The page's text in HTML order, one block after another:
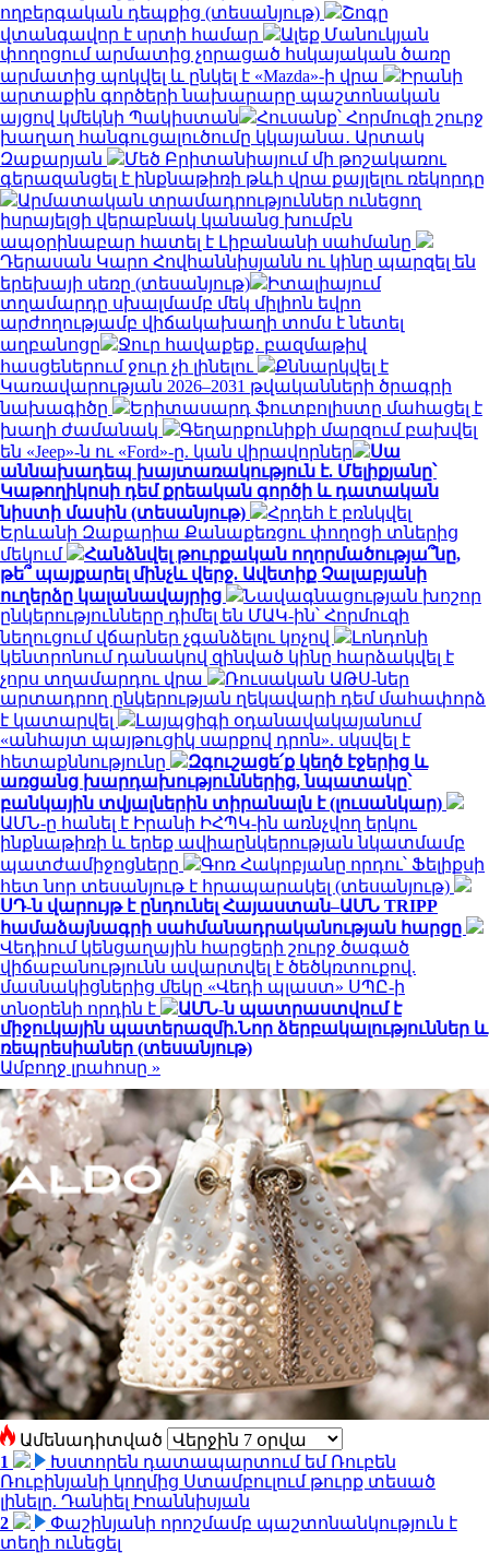
ողբերգական դեպքից (տեսանյութ)
Շոգը
վտանգավոր է սրտի համար
Ալեք Մանուկյան
փողոցում արմատից չորացած հսկայական ծառը
արմատից պոկվել և ընկել է «Mazda»-ի վրա
Իրանի
արտաքին գործերի նախարարը պաշտոնական
այցով կմեկնի Պակիստան
Հուսանք՝ Հորմուզի շուրջ
խաղաղ հանգուցալուծումը կկայանա․ Արտակ
Զաքարյան
Մեծ Բրիտանիայում մի թոշակառու
գերազանցել է ինքնաթիռի թևի վրա քայլելու ռեկորդը
Արմատական տրամադրություններ ունեցող
իսրայելցի վերաբնակ կանանց խումբն
ապօրինաբար հատել է Լիբանանի սահմանը
Դերասան Կարո Հովհաննիսյանն ու կինը պարզել են
երեխայի սեռը (տեսանյութ)
Իտալիայում
տղամարդը սխալմամբ մեկ միլիոն եվրո
արժողությամբ վիճակախաղի տոմս է նետել
աղբանոցը
Ջուր հավաքեք․ բազմաթիվ
հասցեներում ջուր չի լինելու
Քննարկվել է
Կառավարության 2026–2031 թվականների ծրագրի
նախագիծը
Երիտասարդ ֆուտբոլիստը մահացել է
խաղի ժամանակ
Գեղարքունիքի մարզում բախվել
են «Jeep»-ն ու «Ford»-ը. կան վիրավորներ
Սա
աննախադեպ խայտառակություն է. Մելիքյանը՝
Կաթողիկոսի դեմ քրեական գործի և դատական
նիստի մասին (տեսանյութ)
Հրդեհ է բռնկվել
Երևանի Զաքարիա Քանաքեռցու փողոցի տներից
մեկում
Հանձնվել թուրքական ողորմածությա՞նը,
թե՞ պայքարել մինչև վերջ. Ավետիք Չալաբյանի
ուղերձը կալանավայրից
Նավագնացության խոշոր
ընկերությունները դիմել են ՄԱԿ-ին՝ Հորմուզի
նեղուցում վճարներ չգանձելու կոչով
Լոնդոնի
կենտրոնում դանակով զինված կինը հարձակվել է
չորս տղամարդու վրա
Ռուսական ԱԹՍ-ներ
արտադրող ընկերության ղեկավարի դեմ մահափորձ
է կատարվել
Լայպցիգի օդանավակայանում
«անհայտ պայթուցիկ սարքով դրոն». սկսվել է
հետաքննությունը
Զգուշացե՛ք կեղծ էջերից և
առցանց խարդախություններից, նպատակը՝
բանկային տվյալներին տիրանալն է (լուսանկար)
ԱՄՆ-ը հանել է Իրանի ԻՀՊԿ-ին առնչվող երկու
ինքնաթիռի և երեք ավիաընկերության նկատմամբ
պատժամիջոցները
Գոռ Հակոբյանը որդու՝ Ֆելիքսի
հետ նոր տեսանյութ է հրապարակել (տեսանյութ)
ՍԴ-ն վարույթ է ընդունել Հայաստան–ԱՄՆ TRIPP
համաձայնագրի սահմանադրականության հարցը
Վեդիում կենցաղային հարցերի շուրջ ծագած
վիճաբանությունն ավարտվել է ծեծկռտուքով.
մասնակիցներից մեկը «Վեդի պլաստ» ՍՊԸ-ի
տնօրենի որդին է
ԱՄՆ-ն պատրաստվում է
միջուկային պատերազմի.Նոր ձերբակալություններ և
ռեպրեսիաներ (տեսանյութ)
Ամբողջ լրահոսը »
Ամենադիտված
1
Խստորեն դատապարտում եմ Ռուբեն
Ռուբինյանի կողմից Ստամբուլում թուրք տեսած
լինելը. Դանիել Իոաննիսյան
2
Փաշինյանի որոշմամբ պաշտոնանկություն է
տեղի ունեցել